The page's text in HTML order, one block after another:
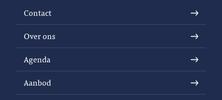
Contact
Over ons
Agenda
Aanbod